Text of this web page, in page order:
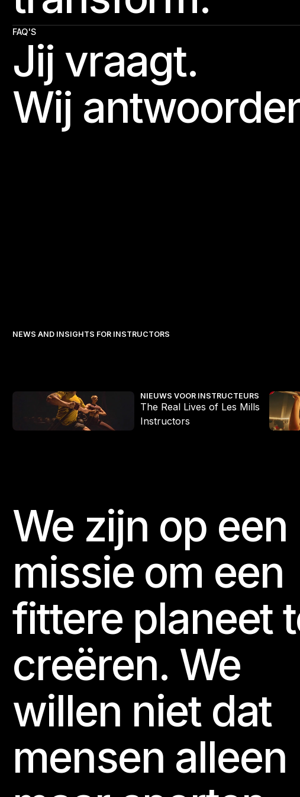
FAQ'S
Jij vraagt.
Wij
NEWS AND INSIGHTS FOR INSTRUCTORS
NIEUWS VOOR INSTRUCTEURS
The Real Lives of Les Mills
Instructors
The Real Lives of Les Mills Instructors
Footer
We zijn op een
missie om een
fittere planeet
creëren. We
willen niet dat
mensen alleen